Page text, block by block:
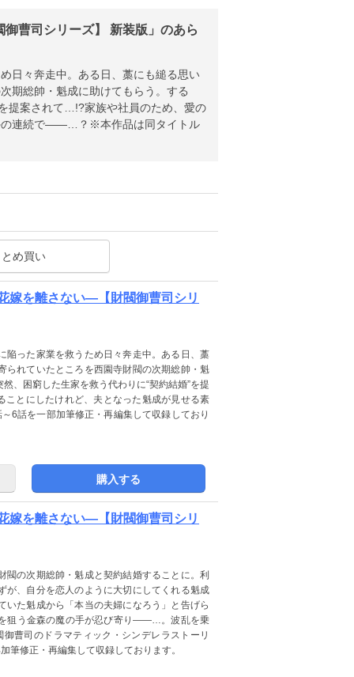
曹司シリーズ】 新装版」のあら
日々奔走中。ある日、藁にも縋る思い
期総帥・魁成に助けてもらう。する
提案されて…!?家族や社員のため、愛の
の連続で――…？※本作品は同タイトル
め買い
嫁を離さない―【財閥御曹司シリ
陥った家業を救うため日々奔走中。ある日、藁
られていたところを西園寺財閥の次期総帥・魁
、困窮した生家を救う代わりに“契約結婚”を提
とにしたけれど、夫となった魁成が見せる素
話を一部加筆修正・再編集して収録しており
購入する
嫁を離さない―【財閥御曹司シリ
閥の次期総帥・魁成と契約結婚することに。利
、自分を恋人のように大切にしてくれる魁成
た魁成から「本当の夫婦になろう」と告げら
狙う金森の魔の手が忍び寄り――…。波乱を乗
曹司のドラマティック・シンデレラストーリ
修正・再編集して収録しております。